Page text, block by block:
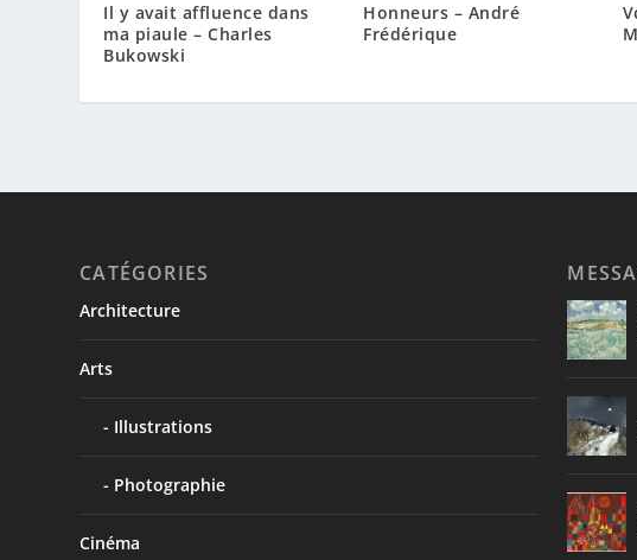
Il y avait affluence dans
ma piaule – Charles
Bukowski
Honneurs – André
Frédérique
CATÉGORIES
Architecture
Arts
Illustrations
Photographie
Cinéma